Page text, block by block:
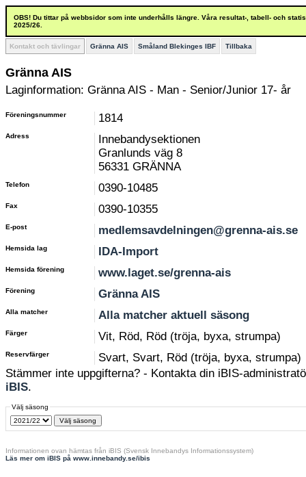
OBS! Du tittar på webbsidor som inte underhålls längre. Våra resultat-, tabell- och
2025/26.
Kontakt och tävlingar Gränna AIS Småland Blekinges IBF Tillbaka
Gränna AIS
Laginformation: Gränna AIS - Man - Senior/Junior 17- år
Föreningsnummer 1814
Adress
Innebandysektionen
Granlunds väg 8
56331 GRÄNNA
Telefon 0390-10485
Fax 0390-10355
E-post medlemsavdelningen@grenna-ais.se
Hemsida lag IDA-Import
Hemsida förening www.laget.se/grenna-ais
Förening Gränna AIS
Alla matcher Alla matcher aktuell säsong
Färger Vit, Röd, Röd (tröja, byxa, strumpa)
Reservfärger
Svart, Svart, Röd (tröja, byxa, strumpa)
Stämmer inte uppgifterna? - Kontakta din iBIS-
iBIS.
Välj säsong
Informationen ovan hämtas från iBIS (Svensk Innebandys Informationssystem)
Läs mer om iBIS på www.innebandy.se/ibis